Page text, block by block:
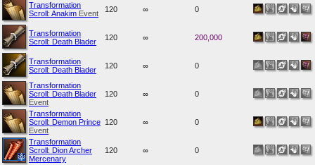
Transformation
Scroll: Anakim Event 120 ∞ 0
Transformation
Scroll: Death Blader
120 ∞ 200,000
Transformation
Scroll: Death Blader
120 ∞ 0
Transformation
Scroll: Death Blader
Event
120 ∞ 0
Transformation
Scroll: Demon Prince
Event
120 ∞ 0
Transformation
Scroll: Dion Archer
Mercenary
120 ∞ 0